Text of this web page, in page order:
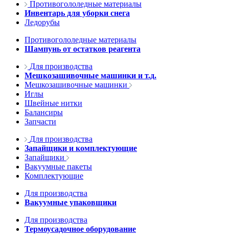
Противогололедные материалы
Инвентарь для уборки снега
Ледорубы
Противогололедные материалы
Шампунь от остатков реагента
Для производства
Мешкозашивочные машинки и т.д.
Мешкозашивочные машинки
Иглы
Швейные нитки
Балансиры
Запчасти
Для производства
Запайщики и комплектующие
Запайщики
Вакуумные пакеты
Комплектующие
Для производства
Вакуумные упаковщики
Для производства
Термоусадочное оборудование